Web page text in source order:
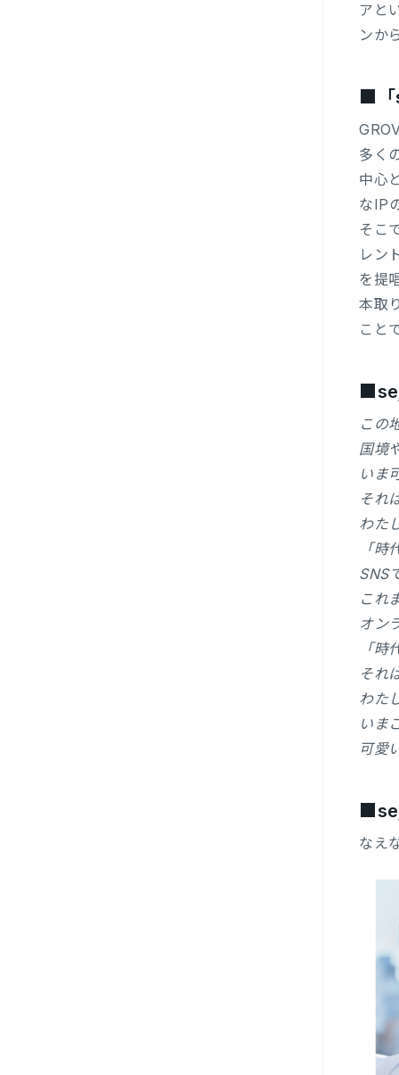
アと
ンか
■
多く
中心
なIP
そこ
レン
を提
本取
こと
この
国境
いま
それ
わた
「
SNS
これ
オン
「
それ
わた
いま
可愛
なえ